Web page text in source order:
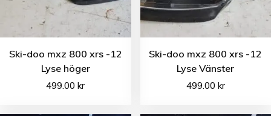
Ski-doo mxz 800 xrs -12
Lyse höger
499.00kr
Ski-doo mxz 800 xrs -12
Lyse Vänster
499.00 kr